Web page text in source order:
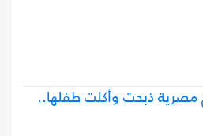
مصرية ذبحت وأكلت طفلها..